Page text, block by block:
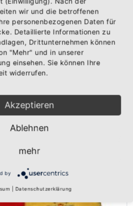
Geldklammer ca. 5,5cm lang, vergoldet, mit Badischen Greifen...
4,95 € Normalpreis
,exkl.Versandkosten
wir und die betroffenen
personenbezogenen Daten für
Detaillierte Informationen zu
Drittunternehmen können
"Mehr" und in unserer
einsehen. Sie können Ihre
widerrufen.
Akzeptieren
Ablehnen
mehr
by
Datenschutzerklärung